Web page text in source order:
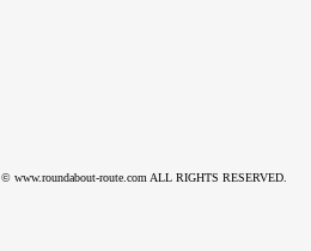
© www.roundabout-route.com ALL RIGHTS RESERVED.